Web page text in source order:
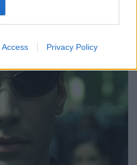
Access Privacy Policy